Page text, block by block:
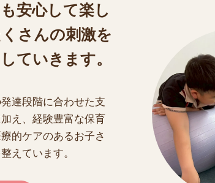
安心して楽し
さんの刺激を
ていきます。
達段階に合わせた支
え、経験豊富な保育
的ケアのあるお子さ
えています。